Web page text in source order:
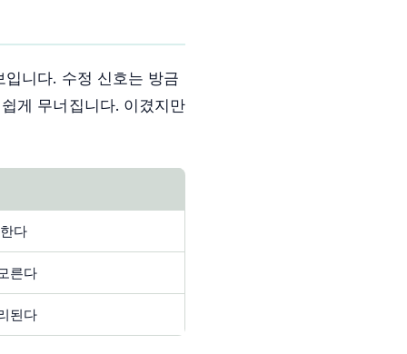
니다. 수정 신호는 방금
게 무너집니다. 이겼지만
다
른다
된다